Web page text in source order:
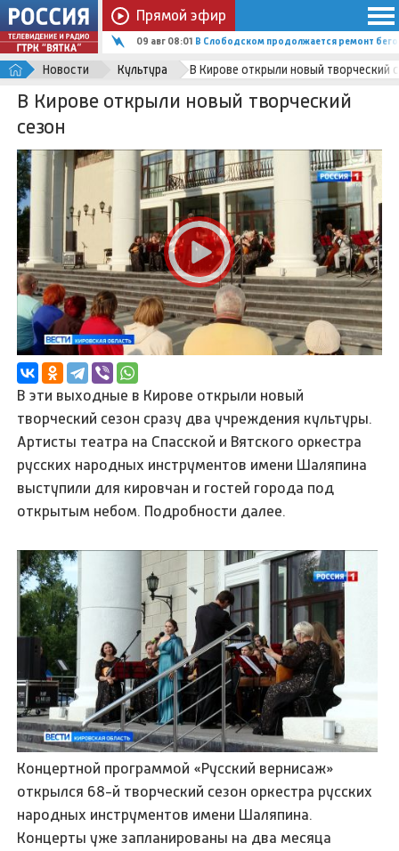
Прямой эфир
09 авг 08:01 В Слободском продолжается ремонт
Новости Культура В Кирове открыли новый творческий
В Кирове открыли новый творческий
сезон
В эти выходные в Кирове открыли новый
творческий сезон сразу два учреждения культуры.
Артисты театра на Спасской и Вятского оркестра
русских народных инструментов имени Шаляпина
выступили для кировчан и гостей города под
открытым небом. Подробности далее.
Концертной программой «Русский вернисаж»
открылся 68-й творческий сезон оркестра русских
народных инструментов имени Шаляпина.
Концерты уже запланированы на два месяца